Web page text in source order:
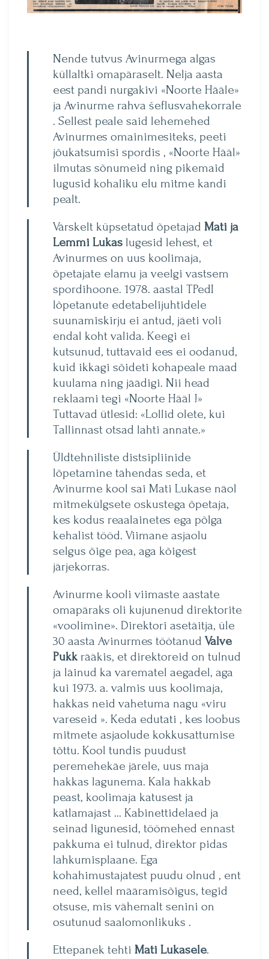
Nende tutvus Avinurmega algas
küllaltki omapäraselt. Nelja aasta
eest pandi nurga­kivi «Noorte Hääle»
ja Avi­nurme rahva šeflusvahekorrale
. Sellest peale said lehemehed
Avinurmes omainimesiteks, peeti
jõukatsumisi spordis , «Noorte Hääl»
ilmutas sõnumeid ning pikemaid
lugusid kohaliku elu mitme kandi
pealt.
Värskelt küpsetatud õpetajad Mati ja
Lemmi Lukas lugesid lehest, et
Avinur­mes on uus koolimaja,
õpetajate elamu ja veelgi vastsem
spordihoone. 1978. aastal TPedI
lõpetanute edetabelijuhtidele
suunamiskirju ei an­tud, jäeti voli
endal koht valida. Keegi ei
kutsunud, tuttavaid ees ei oodanud,
kuid ikkagi sõideti kohapeale maad
kuulama ning jäädigi. Nii head
reklaami tegi «Noorte Hääl !»
Tuttavad ütlesid: «Lollid olete, kui
Tallinnast otsad lahti annate.»
Üldtehniliste distsipliinide
lõpetamine tähendas seda, et
Avinurme kool sai Mati Lukase näol
mitmekülgsete oskustega õpetaja,
kes kodus reaal­ainetes ega põlga
kehalist tööd. Viimane asjaolu
selgus õige pea, aga kõigest
järjekorras.
Avinurme kooli viimaste aastate
omapäraks oli kujunenud direktorite
«voolimine». Direktori asetäitja, üle
30 aasta Avinurmes töötanud Valve
Pukk rääkis, et direktoreid on tulnud
ja läinud ka varematel aegadel, aga
kui 1973. a. val­mis uus koolimaja,
hakkas neid vahetuma nagu «viru
vareseid ». Keda edutati , kes loobus
mitmete asjaolude kokkusattumise
tõttu. Kool tundis puudust
peremehekäe järele, uus maja
hakkas lagunema. Kala hakkab
peast, koolimaja katusest ja
katlamajast … Ka­binettidelaed ja
seinad ligunesid, töömehed ennast
pakkuma ei tulnud, direktor pidas
lahkumisplaane. Ega
kohahimustajatest puudu olnud , ent
need, kellel määramisõigus, tegid
otsuse, mis vähemalt senini on
osutunud saalomonlikuks .
Ettepanek tehti Mati Lukasele.